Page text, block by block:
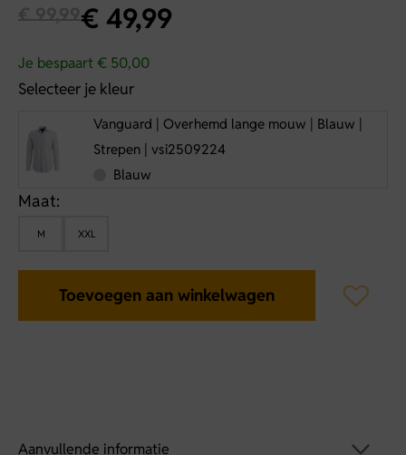
€ 49,99
Je bespaart € 50,00
Selecteer je kleur
Vanguard | Overhemd lange mouw | Blauw |
Strepen | vsi2509224
Blauw
Maat:
M XXL
Toevoegen aan winkelwagen
Aanvullende informatie